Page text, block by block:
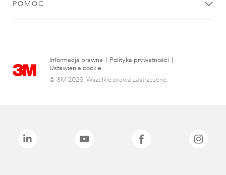
POMOC
Informacja prawna Polityka prywatności
Ustawienia cookie
© 3M 2026. Wszelkie prawa zastrzeżone.